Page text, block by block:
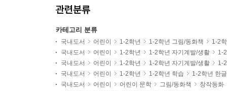
관련분류
카테고리 분류
국내도서 어린이 1-2학년 1-2학년 그림/동화책
1-2
국내도서
어린이 1-2학년 1-2학년 자기계발/생활
1-
국내도서
어린이 1-2학년 1-2학년 자기계발/생활
1-
국내도서
어린이 1-2학년 1-2학년 학습
1-2학년 한
국내도서
어린이 어린이 문학 그림/동화책
창작동화